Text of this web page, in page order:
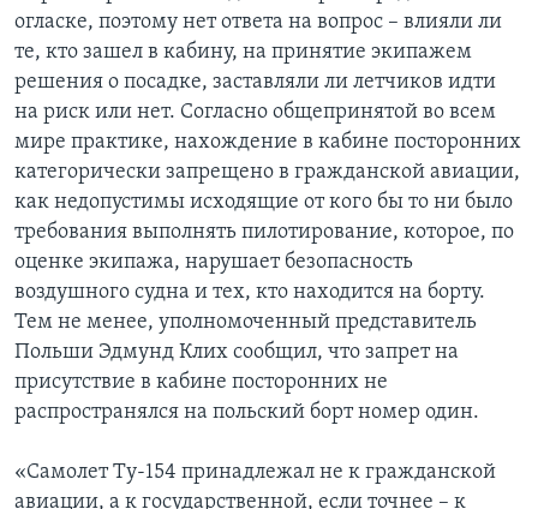
огласке, поэтому нет ответа на вопрос – влияли ли
те, кто зашел в кабину, на принятие экипажем
решения о посадке, заставляли ли летчиков идти
на риск или нет. Согласно общепринятой во всем
мире практике, нахождение в кабине посторонних
категорически запрещено в гражданской авиации,
как недопустимы исходящие от кого бы то ни было
требования выполнять пилотирование, которое, по
оценке экипажа, нарушает безопасность
воздушного судна и тех, кто находится на борту.
Тем не менее, уполномоченный представитель
Польши Эдмунд Клих сообщил, что запрет на
присутствие в кабине посторонних не
распространялся на польский борт номер один.
«Самолет Ту-154 принадлежал не к гражданской
авиации, а к государственной, если точнее – к